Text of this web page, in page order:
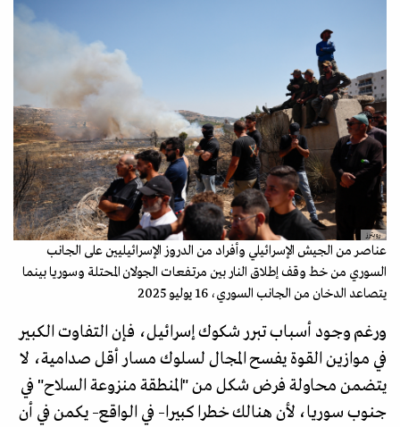
رويترز
عناصر من الجيش الإسرائيلي وأفراد من الدروز الإسرائيليين على الجانب
السوري من خط وقف إطلاق النار بين مرتفعات الجولان المحتلة وسوريا بينما
يتصاعد الدخان من الجانب السوري، 16 يوليو 2025
ورغم وجود أسباب تبرر شكوك إسرائيل، فإن التفاوت الكبير
في موازين القوة يفسح المجال لسلوك مسار أقل صدامية، لا
يتضمن محاولة فرض شكل من "المنطقة منزوعة السلاح" في
جنوب سوريا، لأن هنالك خطرا كبيرا– في الواقع– يكمن في أن